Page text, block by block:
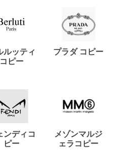
ルッティ
コピー
プラダ コピー
ンディコ
ピー
メゾンマルジ
ェラコピー